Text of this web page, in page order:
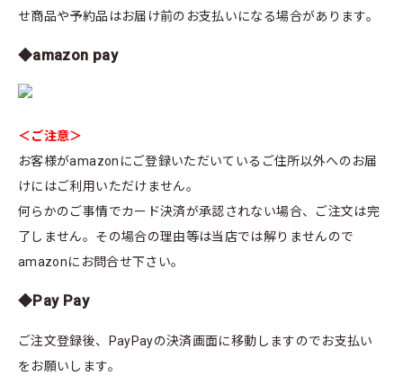
せ商品や予約品はお届け前のお支払いになる場合があります。
◆amazon pay
＜ご注意＞
お客様がamazonにご登録いただいているご住所以外へのお届
けにはご利用いただけません。
何らかのご事情でカード決済が承認されない場合、ご注文は完
了しません。その場合の理由等は当店では解りませんので
amazonにお問合せ下さい。
◆Pay Pay
ご注文登録後、PayPayの決済画面に移動しますのでお支払い
をお願いします。